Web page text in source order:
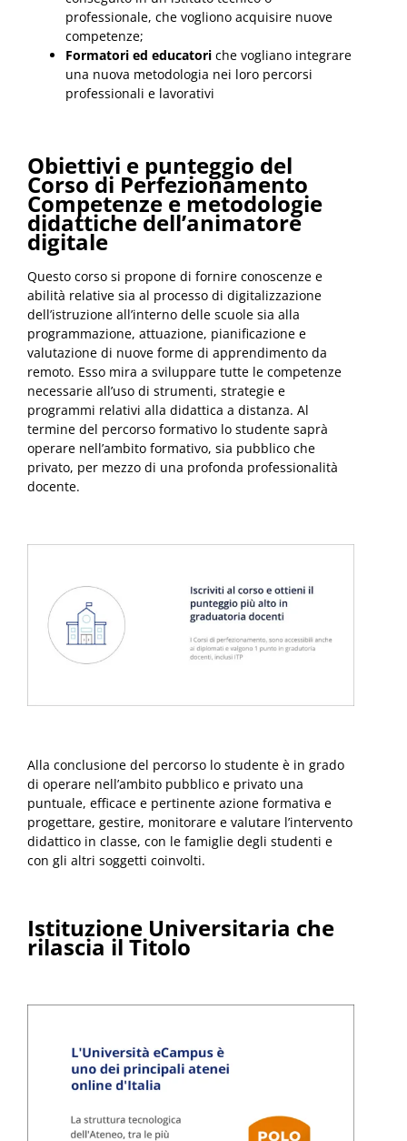
professionale, che vogliono acquisire nuove
competenze;
Formatori ed educatori che vogliano integrare
una nuova metodologia nei loro percorsi
professionali e lavorativi
Obiettivi e punteggio del
Corso di Perfezionamento
Competenze e metodologie
didattiche dell’animatore
digitale
Questo corso si propone di fornire conoscenze e
abilità relative sia al processo di digitalizzazione
dell’istruzione all’interno delle scuole sia alla
programmazione, attuazione, pianificazione e
valutazione di nuove forme di apprendimento da
remoto. Esso mira a sviluppare tutte le competenze
necessarie all’uso di strumenti, strategie e
programmi relativi alla didattica a distanza. Al
termine del percorso formativo lo studente saprà
operare nell’ambito formativo, sia pubblico che
privato, per mezzo di una profonda professionalità
docente.
Alla conclusione del percorso lo studente è in grado
di operare nell’ambito pubblico e privato una
puntuale, efficace e pertinente azione formativa e
progettare, gestire, monitorare e valutare l’intervento
didattico in classe, con le famiglie degli studenti e
con gli altri soggetti coinvolti.
Istituzione Universitaria che
rilascia il Titolo